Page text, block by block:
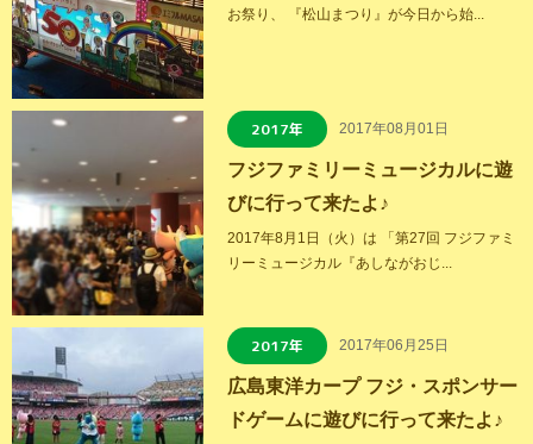
お祭り、 『松山まつり』が今日から始...
2017年 2017年08月01日
フジファミリーミュージカルに遊
びに行って来たよ♪
2017年8月1日（火）は 「第27回 フジファミ
リーミュージカル『あしながおじ...
2017年 2017年06月25日
広島東洋カープ フジ・スポンサー
ドゲームに遊びに行って来たよ♪